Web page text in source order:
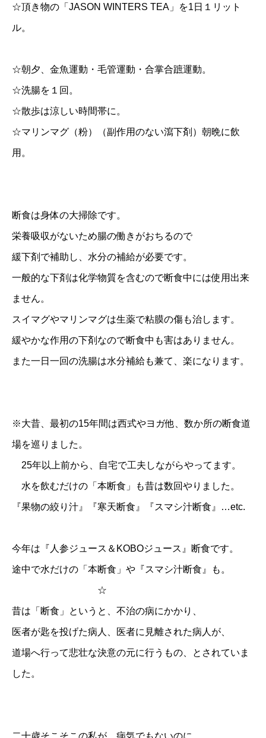
☆頂き物の「JASON WINTERS TEA」を1日１リット
ル。
☆朝夕、金魚運動・毛管運動・合掌合蹠運動。
☆洗腸を１回。
☆散歩は涼しい時間帯に。
☆マリンマグ（粉）（副作用のない瀉下剤）朝晩に飲
用。
断食は身体の大掃除です。
栄養吸収がないため腸の働きがおちるので
緩下剤で補助し、水分の補給が必要です。
一般的な下剤は化学物質を含むので断食中には使用出来
ません。
スイマグやマリンマグは生薬で粘膜の傷も治します。
緩やかな作用の下剤なので断食中も害はありません。
また一日一回の洗腸は水分補給も兼て、楽になります。
※大昔、最初の15年間は西式やヨガ他、数か所の断食道
場を巡りました。
25年以上前から、自宅で工夫しながらやってます。
水を飲むだけの「本断食」も昔は数回やりました。
『果物の絞り汁』『寒天断食』『スマシ汁断食』…etc.
今年は『人参ジュース＆KOBOジュース』断食です。
途中で水だけの「本断食」や『スマシ汁断食』も。
☆
昔は「断食」というと、不治の病にかかり、
医者が匙を投げた病人、医者に見離された病人が、
道場へ行って悲壮な決意の元に行うもの、とされていま
した。
二十歳そこそこの私が、病気でもないのに、